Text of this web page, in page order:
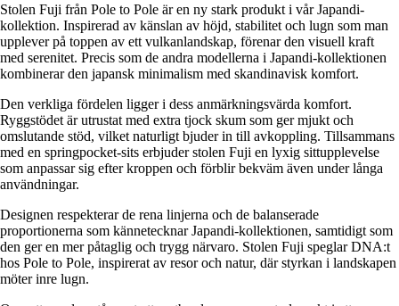
Stolen Fuji från Pole to Pole är en ny stark produkt i vår Japandi-
kollektion. Inspirerad av känslan av höjd, stabilitet och lugn som man
upplever på toppen av ett vulkanlandskap, förenar den visuell kraft
med serenitet. Precis som de andra modellerna i Japandi-kollektionen
kombinerar den japansk minimalism med skandinavisk komfort.
Den verkliga fördelen ligger i dess anmärkningsvärda komfort.
Ryggstödet är utrustat med extra tjock skum som ger mjukt och
omslutande stöd, vilket naturligt bjuder in till avkoppling. Tillsammans
med en springpocket-sits erbjuder stolen Fuji en lyxig sittupplevelse
som anpassar sig efter kroppen och förblir bekväm även under långa
användningar.
Designen respekterar de rena linjerna och de balanserade
proportionerna som kännetecknar Japandi-kollektionen, samtidigt som
den ger en mer påtaglig och trygg närvaro. Stolen Fuji speglar DNA:t
hos Pole to Pole, inspirerat av resor och natur, där styrkan i landskapen
möter inre lugn.